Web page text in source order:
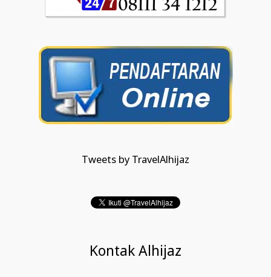
Tweets by TravelAlhijaz
Kontak Alhijaz